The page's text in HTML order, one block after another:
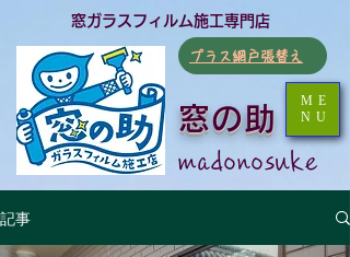
窓の助
​窓ガラスフィルム施工専門店
​madonosuke
​プラス網戸張替え
ME
NU
記事